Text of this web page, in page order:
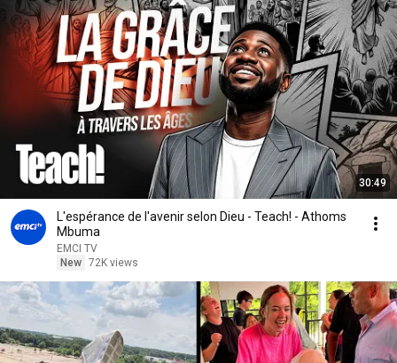
30:49
L'espérance de l'avenir selon Dieu - Teach! - Athoms
Mbuma
EMCI TV
New 72K views